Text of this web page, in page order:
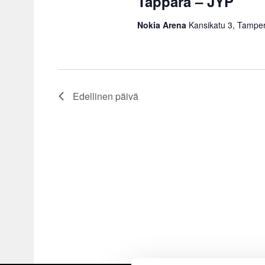
Nokia Arena Kansikatu 3,
Edellinen päivä